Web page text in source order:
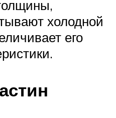
холодной
его